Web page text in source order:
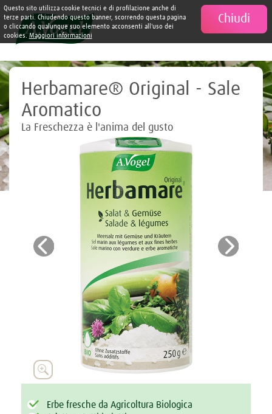

Herbamare® Original - Sale
Aromatico
La Freschezza è l'anima del gusto
Previous


Next
Erbe fresche da Agricoltura Biologica
Chiudi
Questo sito utilizza cookie tecnici e di profilazione anche di
terze parti. Chiudendo questo banner, scorrendo questa pagina
o cliccando qualunque suo elemento acconsenti all'uso dei
cookies.Maggiori informazioni